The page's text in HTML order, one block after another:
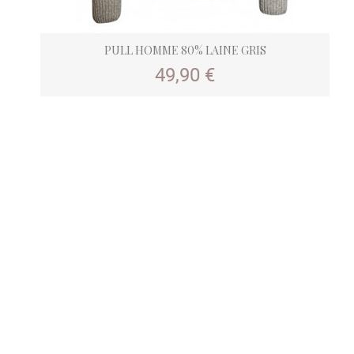
PULL HOMME 80% LAINE GRIS
Prix
49,90 €